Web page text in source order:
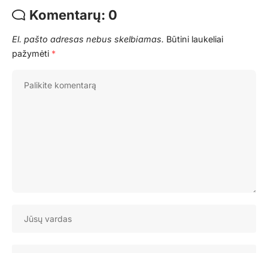
Komentarų: 0
El. pašto adresas nebus skelbiamas. Būtini laukeliai
pažymėti *